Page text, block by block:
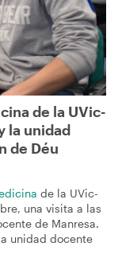
de la UVic-
la unidad
de Déu
de la UVic-
una visita a las
de Manresa.
unidad docente